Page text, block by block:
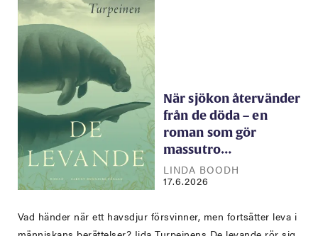
När sjökon återvänder
från de döda – en
roman som gör
massutro…
LINDA BOODH
17.6.2026
Vad händer när ett havsdjur försvinner, men fortsätter leva i